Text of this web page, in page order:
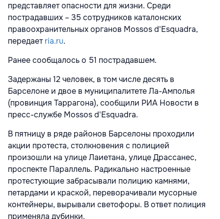
представляет опасности для жизни. Среди
пострадавших – 35 сотрудников каталонских
правоохранительных органов Mossos d'Esquadra,
передаетria.ru.
Ранее сообщалось о 51 пострадавшем.
Задержаны 12 человек, в том числе десять в
Барселоне и двое в муниципалитете Ла-Амполья
(провинция Таррагона), сообщили РИА Новости в
пресс-службе Mossos d'Esquadra.
В пятницу в ряде районов Барселоны проходили
акции протеста, столкновения с полицией
произошли на улице Лаиетана, улице Драссанес,
проспекте Параллель. Радикально настроенные
протестующие забрасывали полицию камнями,
петардами и краской, переворачивали мусорные
контейнеры, вырывали светофоры. В ответ полиция
применяла дубинки.